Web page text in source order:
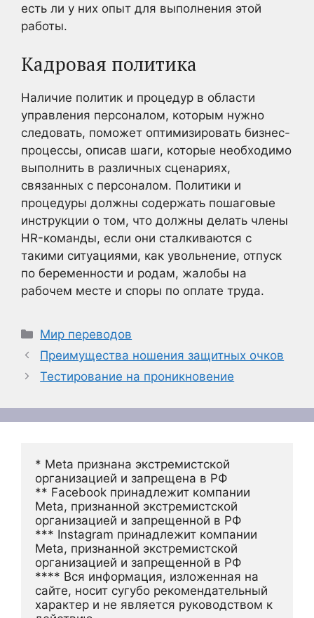
есть ли у них опыт для выполнения этой
работы.
Кадровая политика
Наличие политик и процедур в области
управления персоналом, которым нужно
следовать, поможет оптимизировать бизнес-
процессы, описав шаги, которые необходимо
выполнить в различных сценариях,
связанных с персоналом. Политики и
процедуры должны содержать пошаговые
инструкции о том, что должны делать члены
HR-команды, если они сталкиваются с
такими ситуациями, как увольнение, отпуск
по беременности и родам, жалобы на
рабочем месте и споры по оплате труда.
Рубрики
Мир переводов
Преимущества ношения защитных очков
Тестирование на проникновение
* Meta признана экстремистской
организацией и запрещена в РФ
** Facebook принадлежит компании
Meta, признанной экстремистской
организацией и запрещенной в РФ
*** Instagram принадлежит компании
Meta, признанной экстремистской
организацией и запрещенной в РФ
**** Вся информация, изложенная на
сайте, носит сугубо рекомендательный
характер и не является руководством к